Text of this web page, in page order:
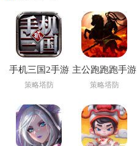
手机三国2手游
策略塔防
主公跑跑跑手游
策略塔防